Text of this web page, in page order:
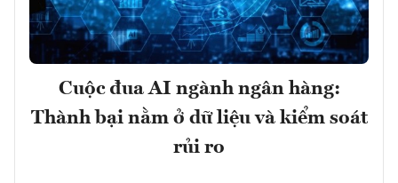
Cuộc đua AI ngành ngân hàng:
Thành bại nằm ở dữ liệu và kiểm soát
rủi ro